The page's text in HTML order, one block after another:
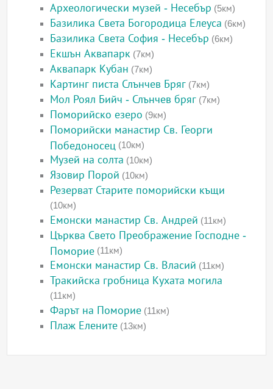
Археологически музей - Несебър (5км)
Базилика Света Богородица Елеуса (6км)
Базилика Света София - Несебър (6км)
Екшън Аквапарк (7км)
Аквапарк Кубан (7км)
Картинг писта Слънчев Бряг (7км)
Мол Роял Бийч - Слънчев бряг (7км)
Поморийско езеро (9км)
Поморийски манастир Св. Георги
Победоносец (10км)
Музей на солта (10км)
Язовир Порой (10км)
Резерват Старите поморийски къщи
(10км)
Емонски манастир Св. Андрей (11км)
Църква Свето Преображение Господне -
Поморие (11км)
Емонски манастир Св. Власий (11км)
Тракийска гробница Кухата могила
(11км)
Фарът на Поморие (11км)
Плаж Елените (13км)